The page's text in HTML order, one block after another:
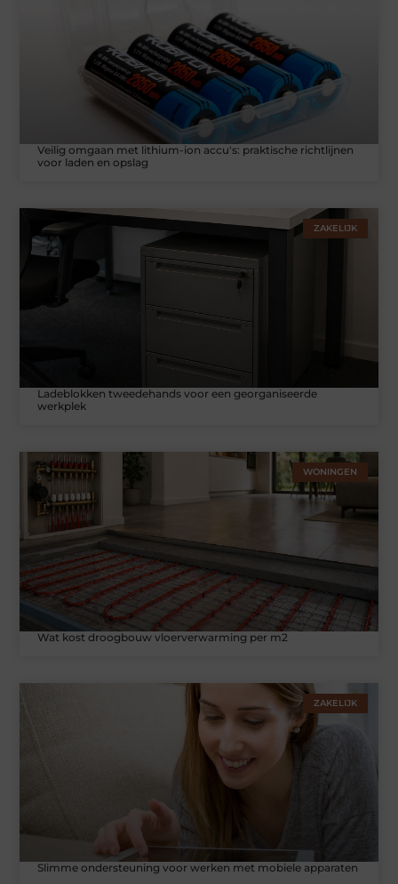
Veilig omgaan met lithium-ion accu's: praktische richtlijnen
voor laden en opslag
ZAKELIJK
Ladeblokken tweedehands voor een georganiseerde
werkplek
WONINGEN
Wat kost droogbouw vloerverwarming per m2
ZAKELIJK
Slimme ondersteuning voor werken met mobiele apparaten